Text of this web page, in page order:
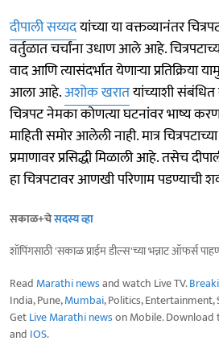
दीपाली सय्यदयांच्या या वक्तव्यानंतर
वर्तुळात चर्चांना उधाण आले आहे.
वाद आणि त्यासंदर्भात येणाऱ्या
आला आहे.अशोक खरातयांच्याशी
चित्रपट नेमका कोणत्या घटनांवर भाष्य
माहिती समोर आलेली नाही. मात्र
प्रमाणावर प्रसिद्धी मिळाली आहे. तसेच
हा चित्रपटावर आणखी परिणाम पडण्याची
सकाळ+चेसदस्य व्हा
शॉपिंगसाठी 'सकाळ प्राईम डील्स'च्या भन्नाट ऑफर्स
Read Marathi newsand watch Live TV.
India, Pune,Mumbai, Politics, Entertainment,
GetLive Marathi newson Mobile. Download
and IOS.